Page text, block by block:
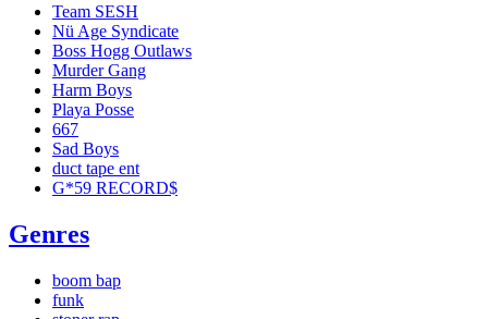
Team SESH
Nü Age Syndicate
Boss Hogg Outlaws
Murder Gang
Harm Boys
Playa Posse
667
Sad Boys
duct tape ent
G*59 RECORD$
Genres
boom bap
funk